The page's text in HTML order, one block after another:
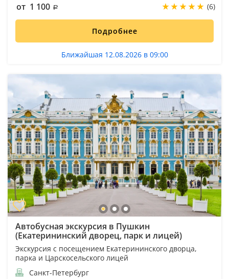
от 1 100 (6)
Подробнее
Ближайшая 12.08.2026 в 09:00
Автобусная экскурсия в Пушкин
(Екатерининский дворец, парк и лицей)
Экскурсия с посещением Екатерининского дворца,
парка и Царскосельского лицей
Санкт-Петербург